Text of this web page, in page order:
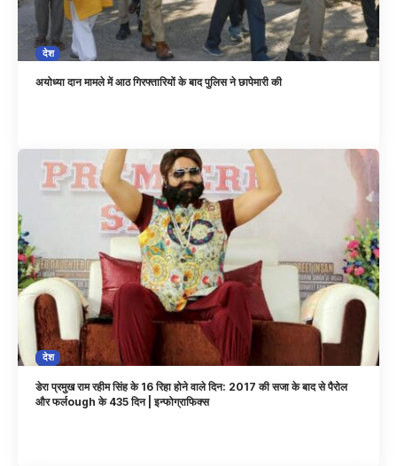
देश
अयोध्या दान मामले में आठ गिरफ्तारियों के बाद पुलिस ने छापेमारी की
देश
डेरा प्रमुख राम रहीम सिंह के 16 रिहा होने वाले दिन: 2017 की सजा के बाद से पैरोल
और फर्लough के 435 दिन | इन्फोग्राफिक्स